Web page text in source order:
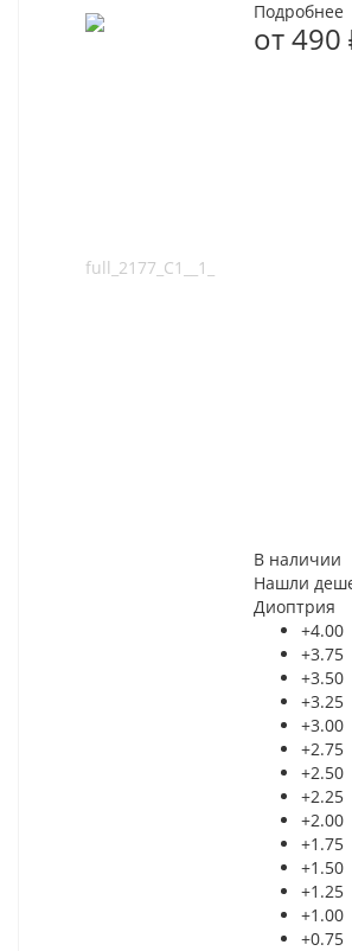
Подробнее
от490
В наличии
Нашли
Диоптрия
+4.00
+3.75
+3.50
+3.25
+3.00
+2.75
+2.50
+2.25
+2.00
+1.75
+1.50
+1.25
+1.00
+0.75